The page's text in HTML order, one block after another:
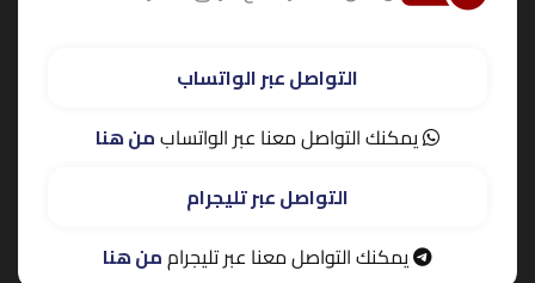
التواصل عبر الواتساب
يمكنك التواصل معنا عبر الواتسابمن هنا
التواصل عبر تليجرام
يمكنك التواصل معنا عبر تليجراممن هنا